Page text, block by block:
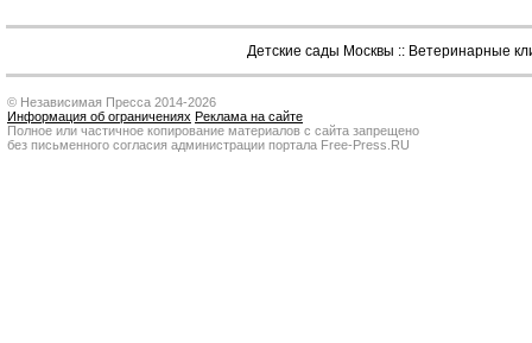
Детские сады Москвы :: Ветеринарные
© Независимая Пресса 2014-2026
Информация об ограничениях Реклама на сайте
Полное или частичное копирование материалов с сайта запрещено
без письменного согласия администрации портала Free-Press.RU